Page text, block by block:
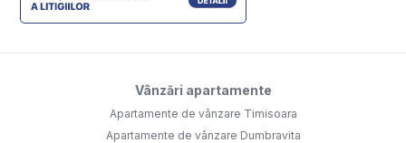
Vânzări apartamente
Apartamente de vânzare Timisoara
Apartamente de vânzare Dumbravita